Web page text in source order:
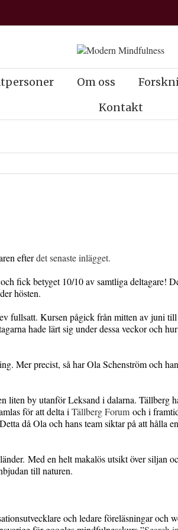
Om oss
Kontakt
efterdet senaste inlägget.
fick betyget 10/10 av samtliga deltagare!
hösten.
fullsatt. Kursen pågick från mitten av juni till
hade lärt sig under dessa veckor och
Mer precist, så har Ola Schenström och
liten by utanför Leksand i dalarna. Tällberg
för att delta i Tällberg Forum och i
då Ola och hans team siktar på att hålla
Med en helt makalös utsikt över siljan
till naturen.
och ledare föreläsningar och